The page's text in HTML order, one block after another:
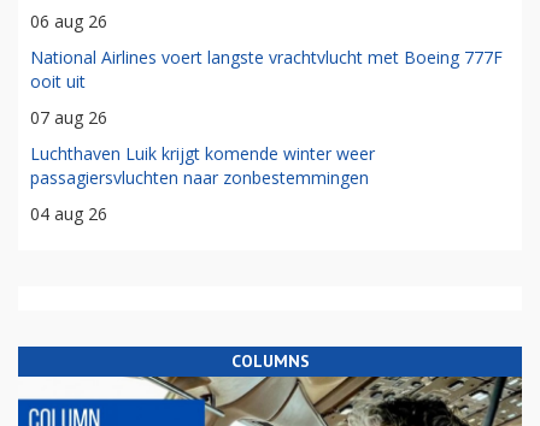
06 aug 26
National Airlines voert langste vrachtvlucht met Boeing 777F
ooit uit
07 aug 26
Luchthaven Luik krijgt komende winter weer
passagiersvluchten naar zonbestemmingen
04 aug 26
COLUMNS